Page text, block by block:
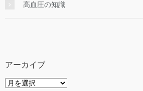
高血圧の知識
アーカイブ
ア